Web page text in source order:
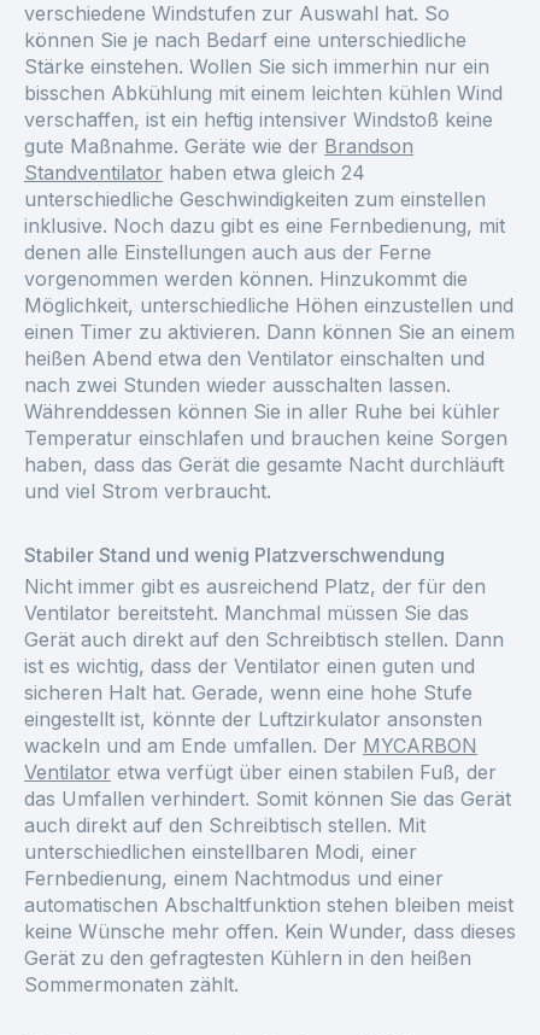
verschiedene Windstufen zur Auswahl hat. So
können Sie je nach Bedarf eine unterschiedliche
Stärke einstehen. Wollen Sie sich immerhin nur ein
bisschen Abkühlung mit einem leichten kühlen Wind
verschaffen, ist ein heftig intensiver Windstoß keine
gute Maßnahme. Geräte wie der Brandson
Standventilator haben etwa gleich 24
unterschiedliche Geschwindigkeiten zum einstellen
inklusive. Noch dazu gibt es eine Fernbedienung, mit
denen alle Einstellungen auch aus der Ferne
vorgenommen werden können. Hinzukommt die
Möglichkeit, unterschiedliche Höhen einzustellen und
einen Timer zu aktivieren. Dann können Sie an einem
heißen Abend etwa den Ventilator einschalten und
nach zwei Stunden wieder ausschalten lassen.
Währenddessen können Sie in aller Ruhe bei kühler
Temperatur einschlafen und brauchen keine Sorgen
haben, dass das Gerät die gesamte Nacht durchläuft
und viel Strom verbraucht.
Stabiler Stand und wenig Platzverschwendung
Nicht immer gibt es ausreichend Platz, der für den
Ventilator bereitsteht. Manchmal müssen Sie das
Gerät auch direkt auf den Schreibtisch stellen. Dann
ist es wichtig, dass der Ventilator einen guten und
sicheren Halt hat. Gerade, wenn eine hohe Stufe
eingestellt ist, könnte der Luftzirkulator ansonsten
wackeln und am Ende umfallen. Der MYCARBON
Ventilator etwa verfügt über einen stabilen Fuß, der
das Umfallen verhindert. Somit können Sie das Gerät
auch direkt auf den Schreibtisch stellen. Mit
unterschiedlichen einstellbaren Modi, einer
Fernbedienung, einem Nachtmodus und einer
automatischen Abschaltfunktion stehen bleiben meist
keine Wünsche mehr offen. Kein Wunder, dass dieses
Gerät zu den gefragtesten Kühlern in den heißen
Sommermonaten zählt.